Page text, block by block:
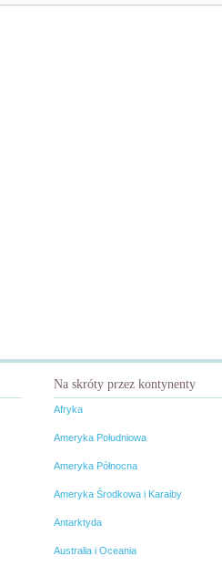
Na skróty przez kontynenty
Afryka
Ameryka Południowa
Ameryka Północna
Ameryka Środkowa i Karaiby
Antarktyda
Australia i Oceania